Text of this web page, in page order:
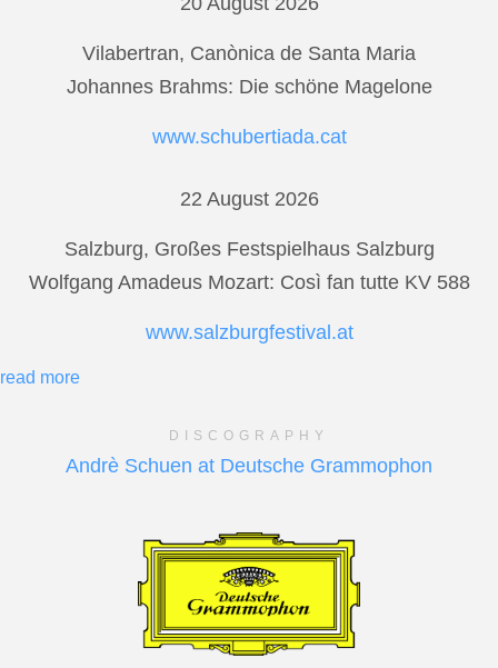
Vilabertran, Canònica de Santa Maria
Johannes Brahms: Die schöne Magelone
www.schubertiada.cat
22 August 2026
Salzburg, Großes Festspielhaus Salzburg
Wolfgang Amadeus Mozart: Così fan tutte KV 588
www.salzburgfestival.at
read more
DISCOGRAPHY
Andrè Schuen at Deutsche Grammophon